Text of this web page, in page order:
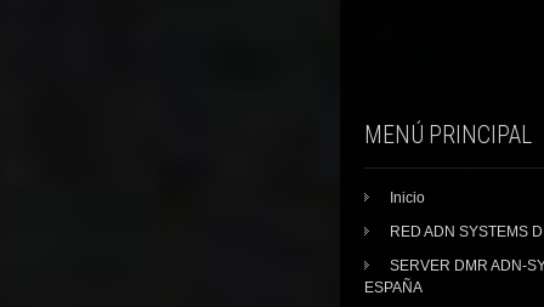
MENÚ PRINCIPAL
Inicio
RED ADN SYSTEMS
SERVER DMR ADN-
ESPAÑA